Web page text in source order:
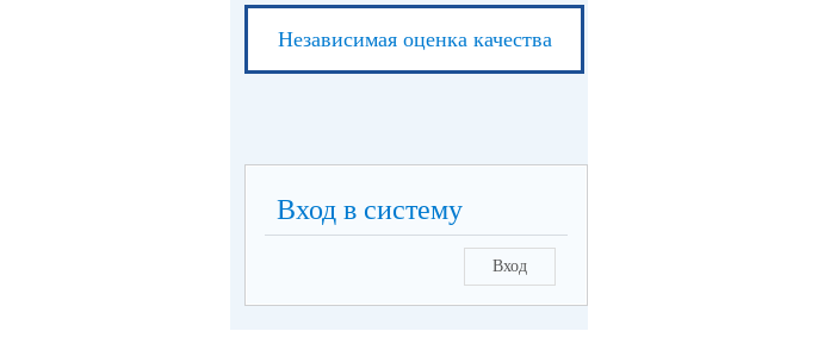
Независимая оценка качества
Вход в систему
Вход